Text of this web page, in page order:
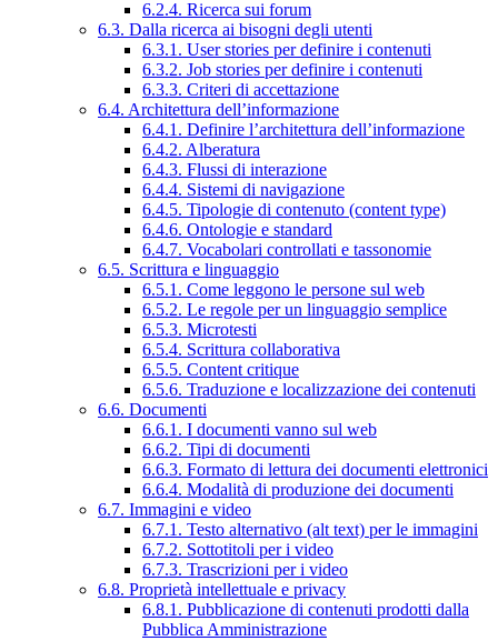
6.2.4. Ricerca sui forum
6.3. Dalla ricerca ai bisogni degli utenti
6.3.1. User stories per definire i contenuti
6.3.2. Job stories per definire i contenuti
6.3.3. Criteri di accettazione
6.4. Architettura dell’informazione
6.4.1. Definire l’architettura dell’informazione
6.4.2. Alberatura
6.4.3. Flussi di interazione
6.4.4. Sistemi di navigazione
6.4.5. Tipologie di contenuto (content type)
6.4.6. Ontologie e standard
6.4.7. Vocabolari controllati e tassonomie
6.5. Scrittura e linguaggio
6.5.1. Come leggono le persone sul web
6.5.2. Le regole per un linguaggio semplice
6.5.3. Microtesti
6.5.4. Scrittura collaborativa
6.5.5. Content critique
6.5.6. Traduzione e localizzazione dei contenuti
6.6. Documenti
6.6.1. I documenti vanno sul web
6.6.2. Tipi di documenti
6.6.3. Formato di lettura dei documenti elettronici
6.6.4. Modalità di produzione dei documenti
6.7. Immagini e video
6.7.1. Testo alternativo (alt text) per le immagini
6.7.2. Sottotitoli per i video
6.7.3. Trascrizioni per i video
6.8. Proprietà intellettuale e privacy
6.8.1. Pubblicazione di contenuti prodotti dalla
Pubblica Amministrazione